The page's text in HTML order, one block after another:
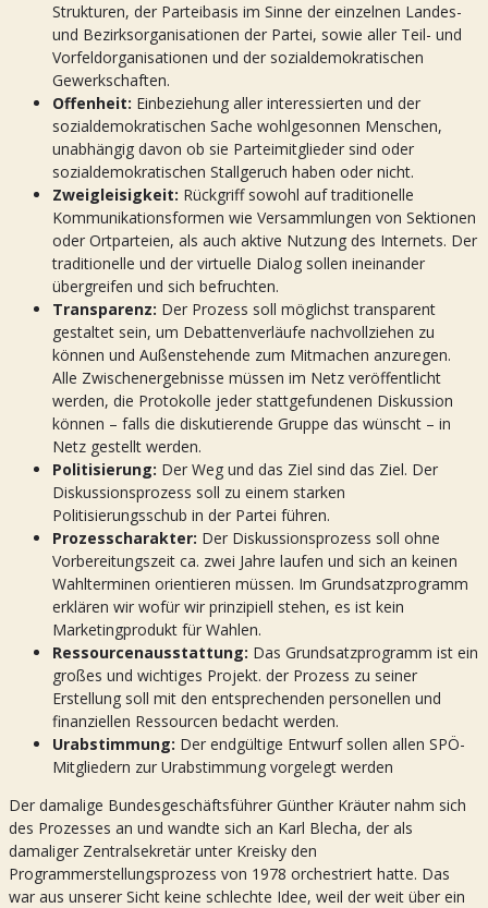
Strukturen, der Parteibasis im Sinne der einzelnen Landes-
und Bezirksorganisationen der Partei, sowie aller Teil- und
Vorfeldorganisationen und der sozialdemokratischen
Gewerkschaften.
Offenheit: Einbeziehung aller interessierten und der
sozialdemokratischen Sache wohlgesonnen Menschen,
unabhängig davon ob sie Parteimitglieder sind oder
sozialdemokratischen Stallgeruch haben oder nicht.
Zweigleisigkeit: Rückgriff sowohl auf traditionelle
Kommunikationsformen wie Versammlungen von Sektionen
oder Ortparteien, als auch aktive Nutzung des Internets. Der
traditionelle und der virtuelle Dialog sollen ineinander
übergreifen und sich befruchten.
Transparenz: Der Prozess soll möglichst transparent
gestaltet sein, um Debattenverläufe nachvollziehen zu
können und Außenstehende zum Mitmachen anzuregen.
Alle Zwischenergebnisse müssen im Netz veröffentlicht
werden, die Protokolle jeder stattgefundenen Diskussion
können – falls die diskutierende Gruppe das wünscht – in
Netz gestellt werden.
Politisierung: Der Weg und das Ziel sind das Ziel. Der
Diskussionsprozess soll zu einem starken
Politisierungsschub in der Partei führen.
Prozesscharakter: Der Diskussionsprozess soll ohne
Vorbereitungszeit ca. zwei Jahre laufen und sich an keinen
Wahlterminen orientieren müssen. Im Grundsatzprogramm
erklären wir wofür wir prinzipiell stehen, es ist kein
Marketingprodukt für Wahlen.
Ressourcenausstattung: Das Grundsatzprogramm ist ein
großes und wichtiges Projekt. der Prozess zu seiner
Erstellung soll mit den entsprechenden personellen und
finanziellen Ressourcen bedacht werden.
Urabstimmung: Der endgültige Entwurf sollen allen SPÖ-
Mitgliedern zur Urabstimmung vorgelegt werden
Der damalige Bundesgeschäftsführer Günther Kräuter nahm sich
des Prozesses an und wandte sich an Karl Blecha, der als
damaliger Zentralsekretär unter Kreisky den
Programmerstellungsprozess von 1978 orchestriert hatte. Das
war aus unserer Sicht keine schlechte Idee, weil der weit über ein